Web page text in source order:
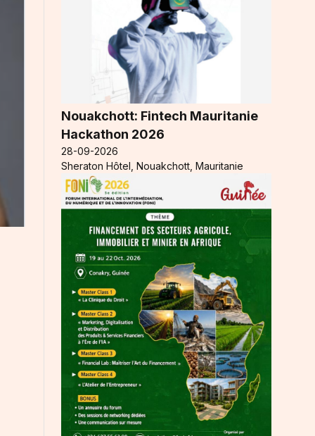
Nouakchott: Fintech Mauritanie
Hackathon 2026
28-09-2026
Sheraton Hôtel, Nouakchott, Mauritanie